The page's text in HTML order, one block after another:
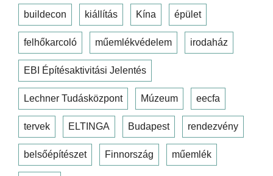
buildecon kiállítás Kína épület
felhőkarcoló műemlékvédelem irodaház
EBI Építésaktivitási Jelentés
Lechner Tudásközpont Múzeum eecfa
tervek ELTINGA Budapest rendezvény
belsőépítészet Finnország műemlék